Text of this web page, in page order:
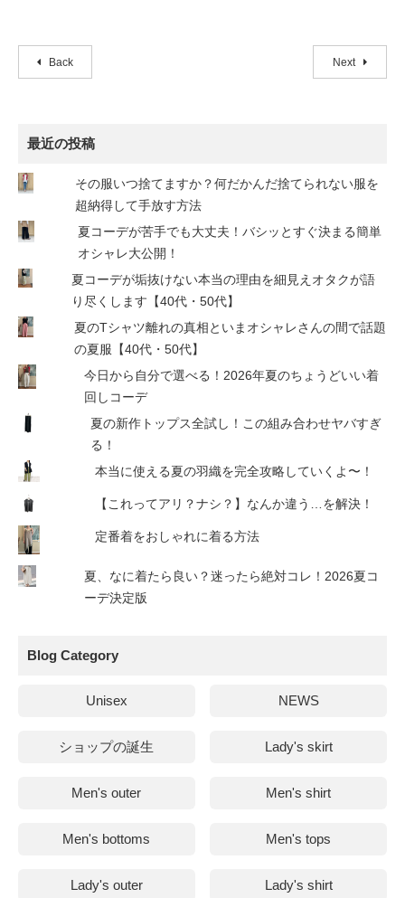
Back Next
最近の投稿
その服いつ捨てますか？何だかんだ捨てられない服を
超納得して手放す方法
夏コーデが苦手でも大丈夫！バシッとすぐ決まる簡単
オシャレ大公開！
夏コーデが垢抜けない本当の理由を細見えオタクが語
り尽くします【40代・50代】
夏のTシャツ離れの真相といまオシャレさんの間で話題
の夏服【40代・50代】
今日から自分で選べる！2026年夏のちょうどいい着
回しコーデ
夏の新作トップス全試し！この組み合わせヤバすぎ
る！
本当に使える夏の羽織を完全攻略していくよ〜！
【これってアリ？ナシ？】なんか違う…を解決！
定番着をおしゃれに着る方法
夏、なに着たら良い？迷ったら絶対コレ！2026夏コ
ーデ決定版
Blog Category
Unisex NEWS
ショップの誕生 Lady's skirt
Men's outer Men's shirt
Men's bottoms Men's tops
Lady's outer Lady's shirt